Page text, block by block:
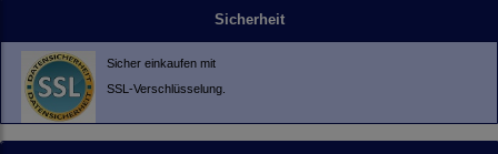
Sicherheit
Sicher einkaufen mit
SSL-Verschlüsselung.